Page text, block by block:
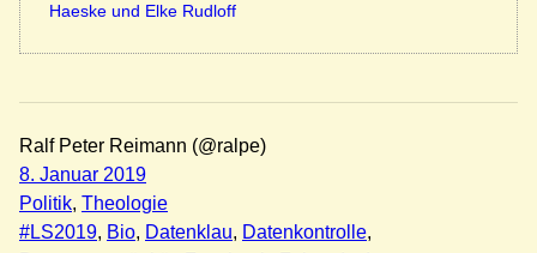
Haeske und Elke Rudloff
Ralf Peter Reimann (@ralpe)
8. Januar 2019
Politik, Theologie
#LS2019, Bio, Datenklau, Datenkontrolle